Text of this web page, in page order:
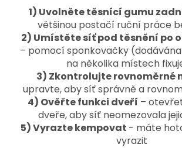
1) Uvolněte těsnící gumu
většinou postačí ruční práce
2) Umístěte síť pod těsnění po
– pomocí sponkovačky
na několika místech
3) Zkontrolujte rovnoměrné
upravte, aby síť správně a
4) Ověřte funkci dveří –
dveře, aby síť neomezovala
5) Vyrazte kempovat - máte
vyrazit